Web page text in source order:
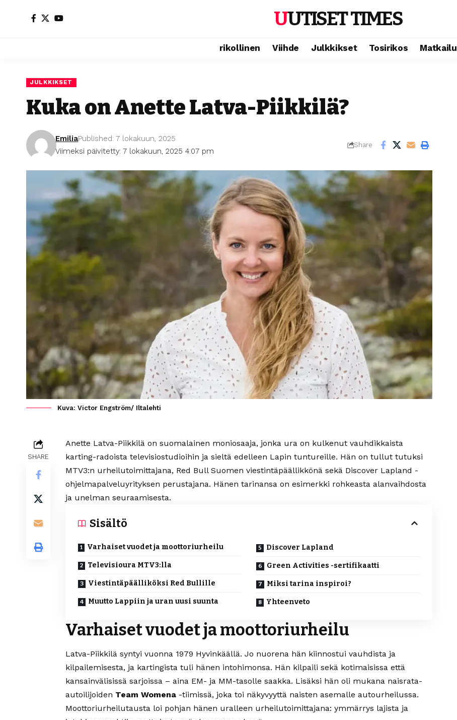
UUTISET TIMES
rikollinen Viihde Julkkikset Tosirikos Matkailu
JULKKIKSET
Kuka on Anette Latva-Piikkilä?
Viimeksi päivitetty: 7 lokakuun, 2025 4:07 pm
EmiliaPublished: 7 lokakuun, 2025
Share
Kuva: Victor Engström/ Iltalehti
SHARE
Anette Latva-Piikkilä on suomalainen moniosaaja, jonka ura on kulkenut vauhdikkaista
karting-radoista televisiostudioihin ja sieltä edelleen Lapin tuntureille. Hän on tullut tutuksi
MTV3:n urheilutoimittajana, Red Bull Suomen viestintäpäällikkönä sekä Discover Lapland -
ohjelmapalveluyrityksen perustajana. Hänen tarinansa on esimerkki rohkeasta alanvaihdosta
ja unelman seuraamisesta.
Sisältö
Varhaiset vuodet ja moottoriurheilu
Televisioura MTV3:lla
Viestintäpäälliköksi Red Bullille
Muutto Lappiin ja uran uusi suunta
Discover Lapland
Green Activities -sertifikaatti
Miksi tarina inspiroi?
Yhteenveto
Varhaiset vuodet ja moottoriurheilu
Latva-Piikkilä syntyi vuonna 1979 Hyvinkäällä. Jo nuorena hän kiinnostui vauhdista ja
kilpailemisesta, ja kartingista tuli hänen intohimonsa. Hän kilpaili sekä kotimaisissa että
kansainvälisissä sarjoissa – aina EM- ja MM-tasolle saakka. Lisäksi hän oli mukana naisrata-
autoilijoiden Team Womena -tiimissä, joka toi näkyvyyttä naisten asemalle autourheilussa.
Moottoriurheilutausta loi pohjan hänen uralleen urheilutoimittajana: ymmärrys lajista ja